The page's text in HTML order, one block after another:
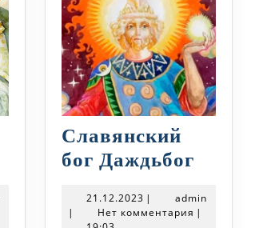
Славянский
бог Даждьбог
Даждьбог
21.12.2023 21.12.2023
| adminadmin
|
Нет комментария |